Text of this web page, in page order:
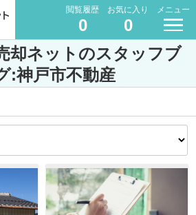
閲覧履歴
0
お気に入り
0
メニュー
却ネットのスタッフブ
:神戸市不動産